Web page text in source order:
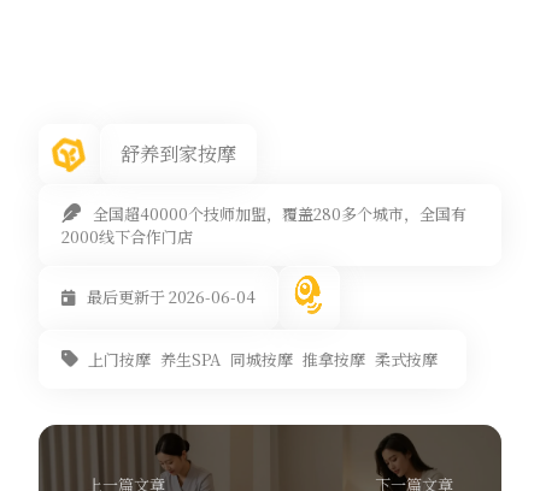
舒养到家按摩
全国超40000个技师加盟，覆盖280多个城市，全国有
2000线下合作门店
最后更新于 2026-06-04
上门按摩 养生SPA 同城按摩 推拿按摩 柔式按摩
上一篇文章 下一篇文章